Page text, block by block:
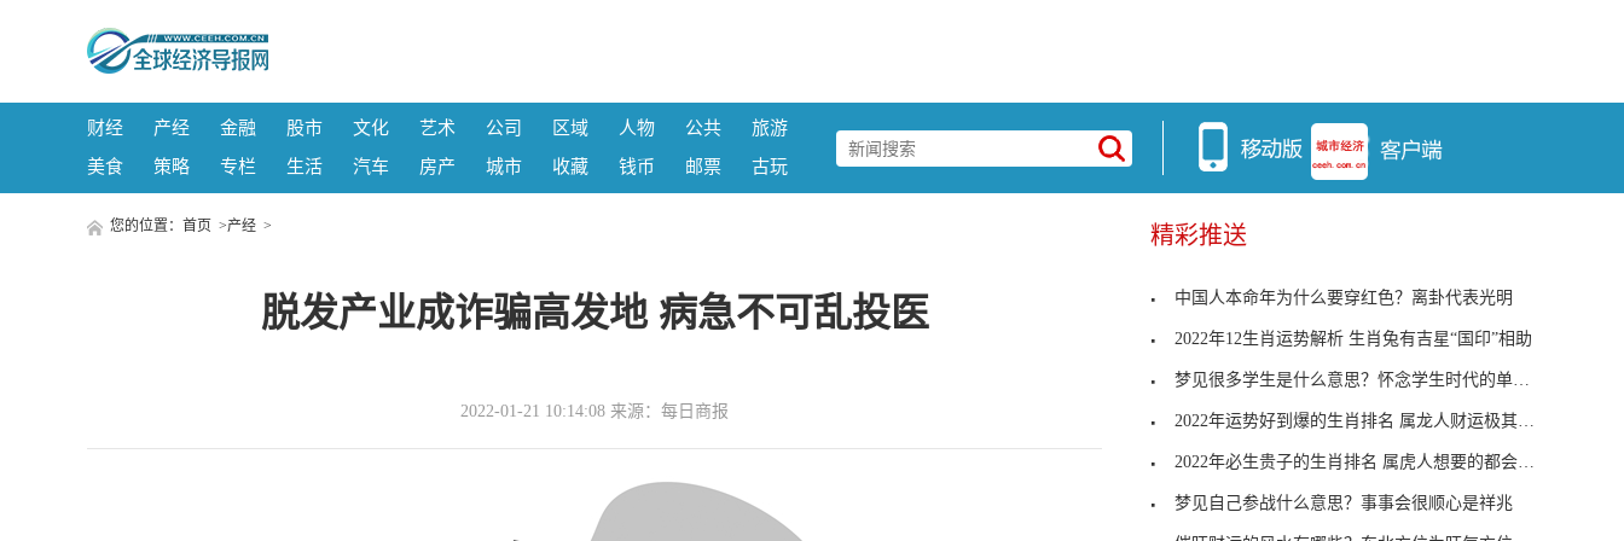
财经 产经 金融 股市 文化 艺术 公司 区域 人物 公共
旅游
美食
策略 专栏 生活 汽车 房产 城市 收藏 钱币 邮票 古玩
您的位置： 首页 >产经 >
脱发产业成诈骗高发地 病急不可乱投医
2022-01-21 10:14:08 来源：每日商报
精彩推送
中国人本命年为什么要穿红色？离卦代表光明
2022年12生肖运势解析 生肖兔有吉星“国印”相助
梦见很多学生是什么意思？怀念学生时代的单纯幸福
2022年运势好到爆的生肖排名 属龙人财运极其旺盛
2022年必生贵子的生肖排名 属虎人想要的都会到来
梦见自己参战什么意思？事事会很顺心是祥兆